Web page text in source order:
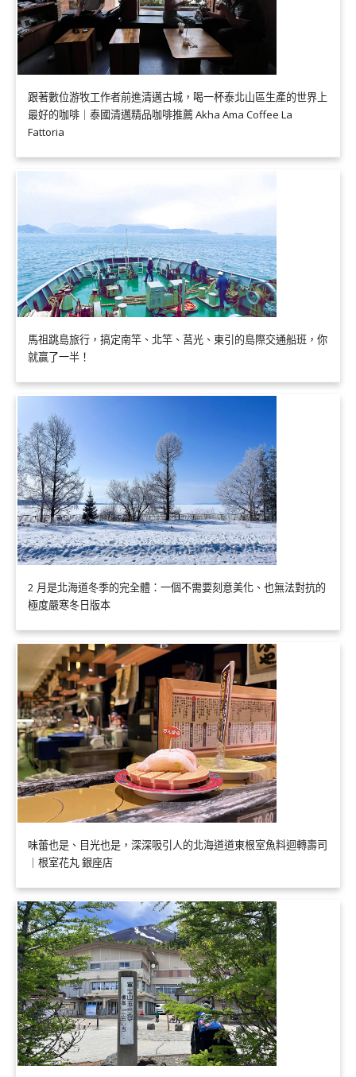
跟著數位游牧工作者前進清邁古城，喝一杯泰北山區生產的世界上
最好的咖啡｜泰國清邁精品咖啡推薦 Akha Ama Coffee La
Fattoria
馬祖跳島旅行，搞定南竿、北竿、莒光、東引的島際交通船班，你
就贏了一半！
2 月是北海道冬季的完全體：一個不需要刻意美化、也無法對抗的
極度嚴寒冬日版本
味蕾也是、目光也是，深深吸引人的北海道道東根室魚料迴轉壽司
｜根室花丸 銀座店